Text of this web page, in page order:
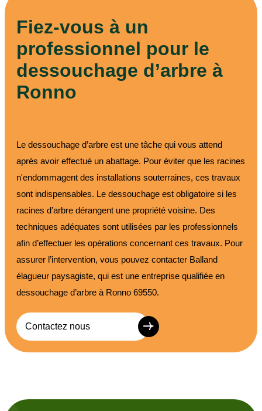
Fiez-vous à un
professionnel pour le
dessouchage d’arbre à
Ronno
Le dessouchage d’arbre est une tâche qui vous attend
après avoir effectué un abattage. Pour éviter que les racines
n'endommagent des installations souterraines, ces travaux
sont indispensables. Le dessouchage est obligatoire si les
racines d’arbre dérangent une propriété voisine. Des
techniques adéquates sont utilisées par les professionnels
afin d’effectuer les opérations concernant ces travaux. Pour
assurer l’intervention, vous pouvez contacter Balland
élagueur paysagiste, qui est une entreprise qualifiée en
dessouchage d’arbre à Ronno 69550.
Contactez nous